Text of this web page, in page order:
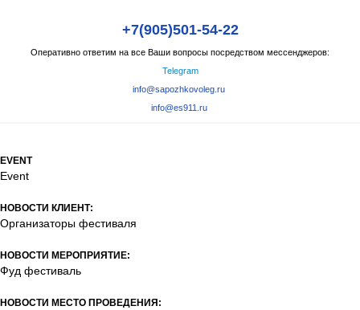
+7(905)501-54-22
Оперативно ответим на все Ваши вопросы посредством мессенджеров:
Telegram
info@sapozhkovoleg.ru
info@es911.ru
EVENT
Event
НОВОСТИ КЛИЕНТ:
Организаторы фестиваля
НОВОСТИ МЕРОПРИЯТИЕ:
Фуд фестиваль
НОВОСТИ МЕСТО ПРОВЕДЕНИЯ: